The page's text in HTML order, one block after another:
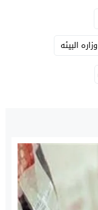
وزاره البيئه